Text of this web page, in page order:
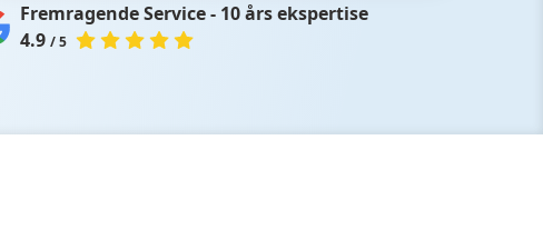
Fremragende Service - 10 års ekspertise
4.9 / 5